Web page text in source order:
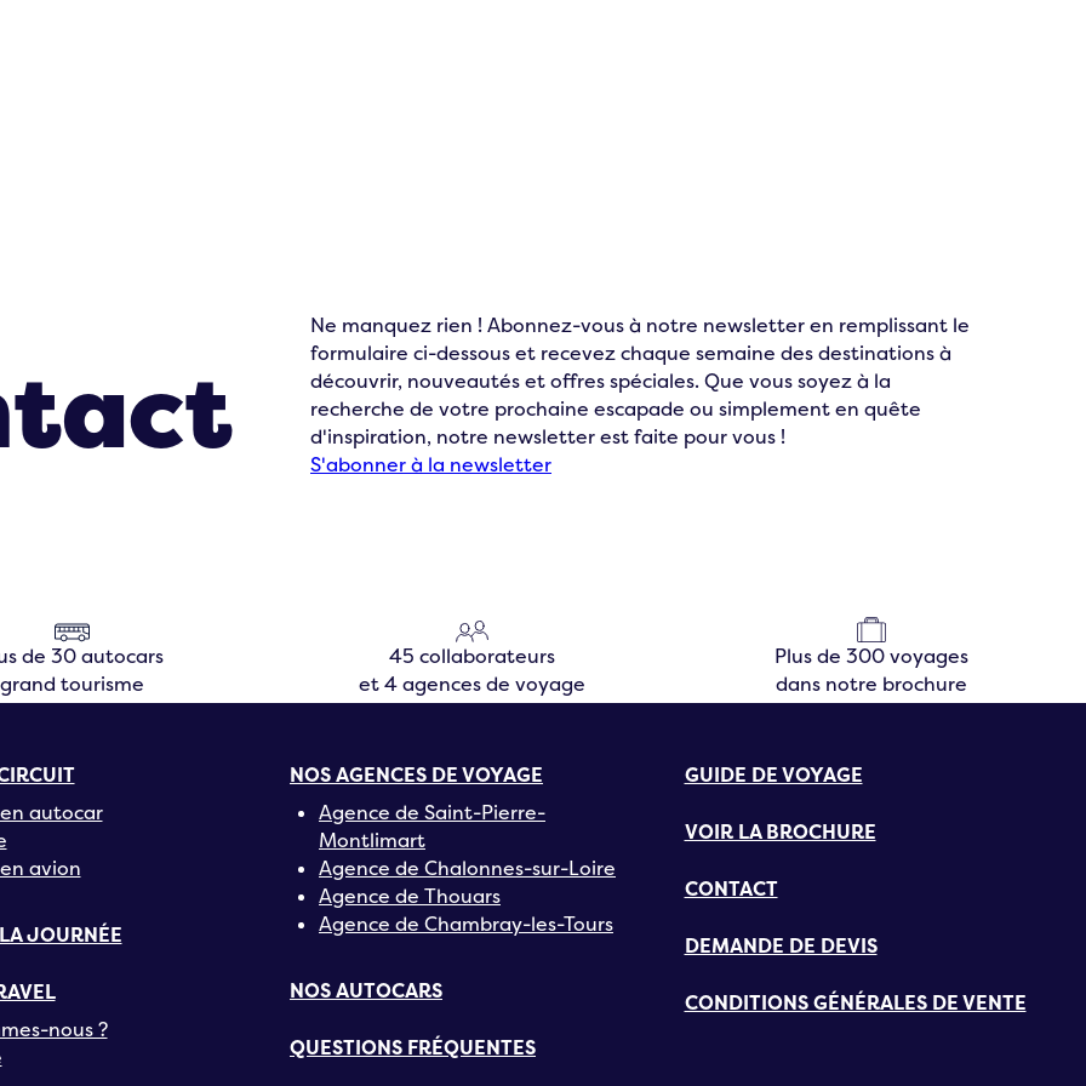
Ne manquez rien ! Abonnez-vous à notre newsletter en remplissant le
formulaire ci-dessous et recevez chaque semaine des destinations à
découvrir, nouveautés et offres spéciales. Que vous soyez à la
recherche de votre prochaine escapade ou simplement en quête
d'inspiration, notre newsletter est faite pour vous !
S'abonner à la newsletter
de 30 autocars
grand tourisme
45 collaborateurs
et 4 agences de voyage
Plus de 300 voyages
dans notre brochure
autocar
avion
JOURNÉE
nous ?
NOS AGENCES DE VOYAGE
Agence de Saint-Pierre-
Montlimart
Agence de Chalonnes-sur-Loire
Agence de Thouars
Agence de Chambray-les-Tours
NOS AUTOCARS
QUESTIONS FRÉQUENTES
GUIDE DE VOYAGE
VOIR LA BROCHURE
CONTACT
DEMANDE DE DEVIS
CONDITIONS GÉNÉRALES DE VENTE